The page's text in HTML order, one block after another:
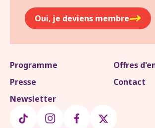
Oui, je deviens membre
Programme
Offres
Presse
Contact
Newsletter